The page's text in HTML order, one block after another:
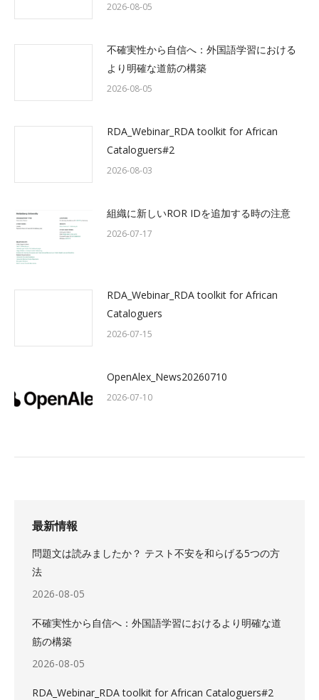
2026-08-05
不確実性から自信へ：外国語学習における
より明確な道筋の構築
2026-08-05
RDA_Webinar_RDA toolkit for African
Cataloguers#2
2026-08-03
組織に新しいROR IDを追加する時の注意
2026-07-17
RDA_Webinar_RDA toolkit for African
Cataloguers
2026-07-15
OpenAlex_News20260710
2026-07-10
最新情報
問題文は読みましたか？ テスト不安を和らげる5つの方
法
2026-08-05
不確実性から自信へ：外国語学習におけるより明確な道
筋の構築
2026-08-05
RDA_Webinar_RDA toolkit for African Cataloguers#2